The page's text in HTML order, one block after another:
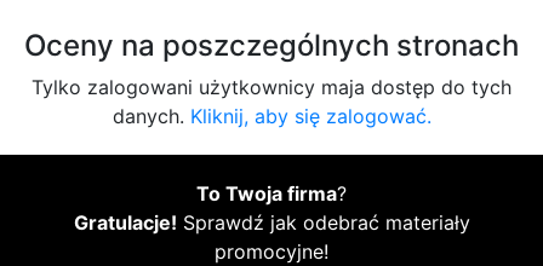
Oceny na poszczególnych stronach
Tylko zalogowani użytkownicy maja dostęp do tych
danych. Kliknij, aby się zalogować.
To Twoja firma?
Gratulacje! Sprawdź jak odebrać materiały
promocyjne!